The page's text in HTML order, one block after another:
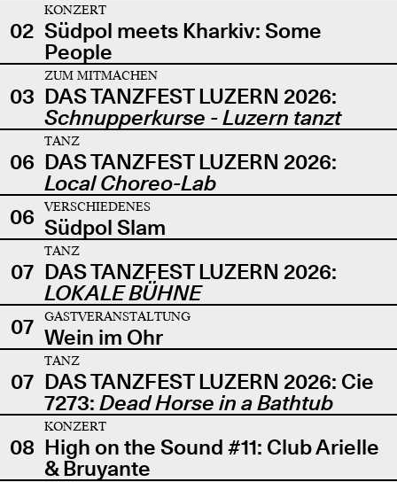
02
KONZERT
Südpol meets Kharkiv: Some
People
03
ZUM MITMACHEN
DAS TANZFEST LUZERN 2026:
Schnupperkurse - Luzern tanzt
06
TANZ
DAS TANZFEST LUZERN 2026:
Local Choreo-Lab
06
VERSCHIEDENES
Südpol Slam
07
TANZ
DAS TANZFEST LUZERN 2026:
LOKALE BÜHNE
07
GASTVERANSTALTUNG
Wein im Ohr
07
TANZ
DAS TANZFEST LUZERN 2026: Cie
7273: Dead Horse in a Bathtub
08
KONZERT
High on the Sound #11: Club Arielle
& Bruyante